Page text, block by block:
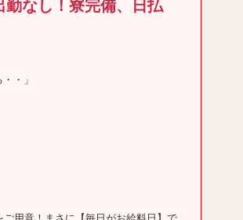
なし！寮完備、日払
・」